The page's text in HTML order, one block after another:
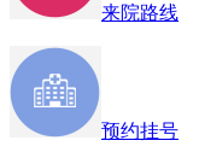
来院路线
预约挂号